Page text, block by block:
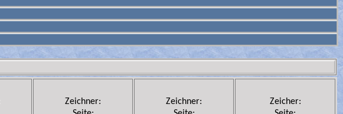
Zeichner:
Zeichner:
Zeicher: